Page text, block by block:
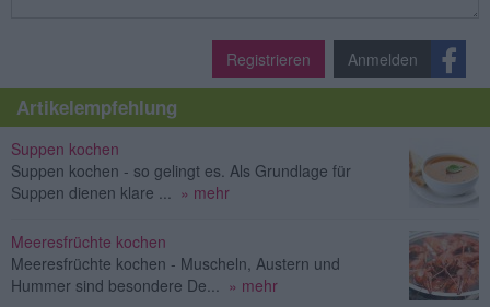
Registrieren Anmelden
Artikelempfehlung
Suppen kochen
Suppen kochen - so gelingt es. Als Grundlage für
Suppen dienen klare ... » mehr
Meeresfrüchte kochen
Meeresfrüchte kochen - Muscheln, Austern und
Hummer sind besondere De... » mehr